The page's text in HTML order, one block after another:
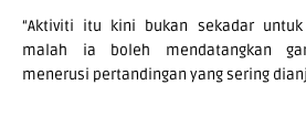
“Aktiviti itu kini bukan sekadar
malah ia boleh mendatangkan
menerusi pertandingan yang sering